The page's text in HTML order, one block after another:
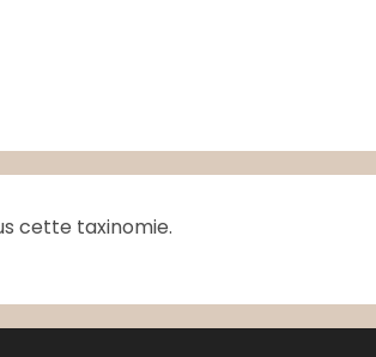
cette taxinomie.